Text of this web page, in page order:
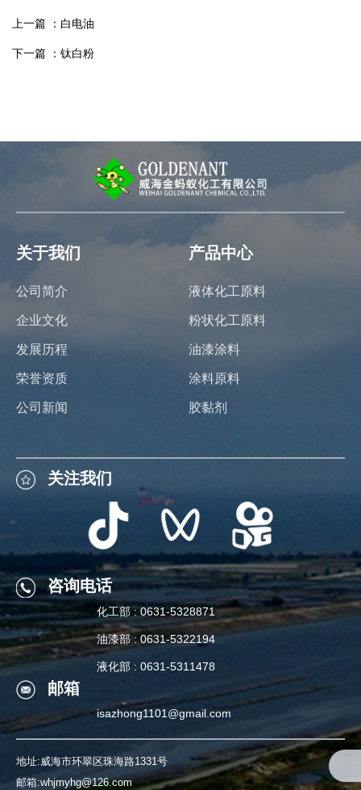
上一篇 ： 白电油
下一篇 ： 钛白粉
关注我们
咨询电话
化工部 : 0631-5328871
油漆部 : 0631-5322194
液化部 : 0631-5311478
关于我们
公司简介
企业文化
发展历程
荣誉资质
公司新闻
产品中心
液体化工原料
粉状化工原料
油漆涂料
涂料原料
胶黏剂
关注我们
咨询电话
化工部 : 0631-5328871
油漆部 : 0631-5322194
液化部 : 0631-5311478
邮箱
isazhong1101@gmail.com
地址:威海市环翠区珠海路1331号
邮箱:whjmyhg@126.com